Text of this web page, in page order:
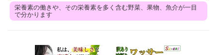
栄養素の働きや、その栄養素を多く含む野菜、果物、魚介が一目
で分かります